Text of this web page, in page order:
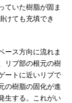
ていた樹脂が固ま
けても充填でき
ース方向に流れま
リブ部の根元の樹
ートに近いリブで
の樹脂の固化が進
生する。これがい